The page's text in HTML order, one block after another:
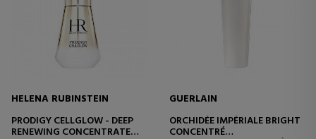
HELENA RUBINSTEIN
PRODIGY CELLGLOW - DEEP
RENEWING CONCENTRATE
GUERLAIN
ORCHIDÉE IMPÉRIALE BRIGHT
CONCENTRÉ